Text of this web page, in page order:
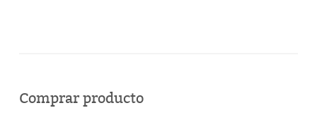
Comprar producto